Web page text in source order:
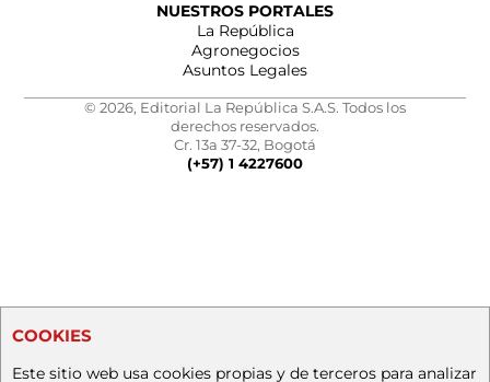
NUESTROS PORTALES
La República
Agronegocios
Asuntos Legales
© 2026, Editorial La República S.A.S. Todos los
derechos reservados.
Cr. 13a 37-32, Bogotá
(+57) 1 4227600
COOKIES
Este sitio web usa cookies propias y de terceros para analizar